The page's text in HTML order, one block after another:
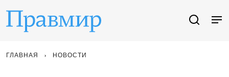
ГЛАВНАЯ НОВОСТИ